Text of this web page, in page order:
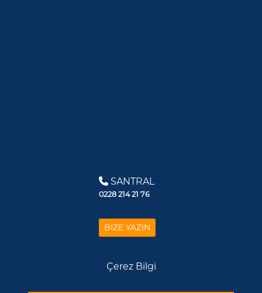
SANTRAL
0228 214 21 76
BİZE YAZIN
Çerez Bilgi